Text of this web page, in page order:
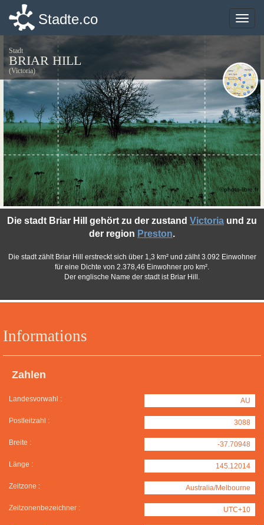
Toggle
Stadte.co
Stadt
BRIAR HILL
(Victoria)
Informations
Zahlen
Landesvorwahl : AU
Postleitzahl : 3088
Breite : -37.70948
Länge : 145.12014
Zeitzone : Australia/Melbourne
Zeitzonenbezeichner : UTC+10
Die stadt Briar Hill gehört zu der zustand Victoria und zu
der region Preston.
Die stadt zählt Briar Hill erstreckt sich über 1,3 km² und zälht 3.092 Einwohner
für eine Dichte von 2.378,46 Einwohner pro km².
Der englische Name der stadt ist Briar Hill.
©photo-libre.fr
Toggle
Stadte.co